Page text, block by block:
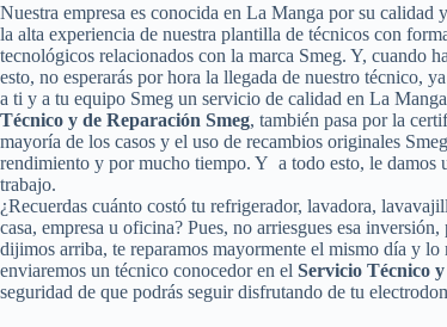
Nuestra empresa es conocida en La Manga por su calidad
la alta experiencia de nuestra plantilla de técnicos con
tecnológicos relacionados con la marca Smeg. Y, cuando
esto, no esperarás por hora la llegada de nuestro técnico,
a ti y a tu equipo Smeg un servicio de calidad en La
Técnico y de Reparación Smeg, también pasa por la
mayoría de los casos y el uso de recambios originales
rendimiento y por mucho tiempo. Y a todo esto, le damos
trabajo.
¿Recuerdas cuánto costó tu refrigerador, lavadora,
casa, empresa u oficina? Pues, no arriesgues esa
dijimos arriba, te reparamos mayormente el mismo día y
enviaremos un técnico conocedor en el Servicio Técnico
seguridad de que podrás seguir disfrutando de tu